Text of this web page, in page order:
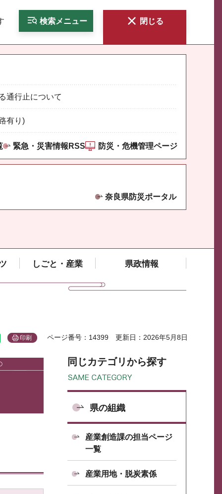
検索メニュー 閉じる
通行止について
有り)
緊急・災害情報RSS 防災・危機管理ページ
奈良県防災ポータル
しごと・産業 県政情報
印刷 ページ番号：14399 更新日：2026年5月8日
同じカテゴリから探す
県の組織
産業創造課の担当ページ
一覧
産業用地・脱炭素係